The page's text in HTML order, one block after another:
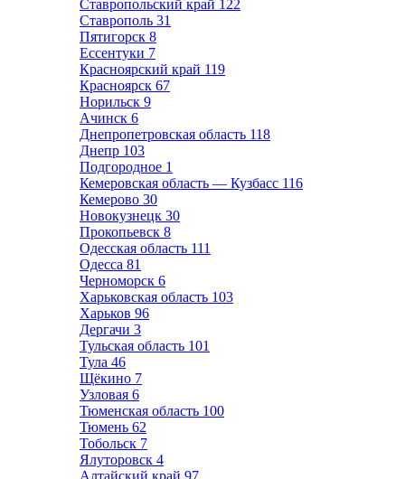
Ставропольский край 122
Ставрополь 31
Пятигорск 8
Ессентуки 7
Красноярский край 119
Красноярск 67
Норильск 9
Ачинск 6
Днепропетровская область 118
Днепр 103
Подгородное 1
Кемеровская область — Кузбасс 116
Кемерово 30
Новокузнецк 30
Прокопьевск 8
Одесская область 111
Одесса 81
Черноморск 6
Харьковская область 103
Харьков 96
Дергачи 3
Тульская область 101
Тула 46
Щёкино 7
Узловая 6
Тюменская область 100
Тюмень 62
Тобольск 7
Ялуторовск 4
Алтайский край 97